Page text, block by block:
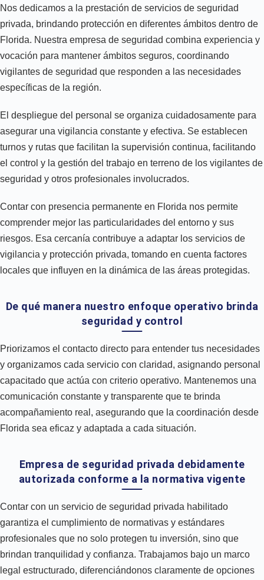
Nos dedicamos a la prestación de servicios de seguridad
privada, brindando protección en diferentes ámbitos dentro de
Florida. Nuestra empresa de seguridad combina experiencia y
vocación para mantener ámbitos seguros, coordinando
vigilantes de seguridad que responden a las necesidades
específicas de la región.
El despliegue del personal se organiza cuidadosamente para
asegurar una vigilancia constante y efectiva. Se establecen
turnos y rutas que facilitan la supervisión continua, facilitando
el control y la gestión del trabajo en terreno de los vigilantes de
seguridad y otros profesionales involucrados.
Contar con presencia permanente en Florida nos permite
comprender mejor las particularidades del entorno y sus
riesgos. Esa cercanía contribuye a adaptar los servicios de
vigilancia y protección privada, tomando en cuenta factores
locales que influyen en la dinámica de las áreas protegidas.
De qué manera nuestro enfoque operativo brinda
seguridad y control
Priorizamos el contacto directo para entender tus necesidades
y organizamos cada servicio con claridad, asignando personal
capacitado que actúa con criterio operativo. Mantenemos una
comunicación constante y transparente que te brinda
acompañamiento real, asegurando que la coordinación desde
Florida sea eficaz y adaptada a cada situación.
Empresa de seguridad privada debidamente
autorizada conforme a la normativa vigente
Contar con un servicio de seguridad privada habilitado
garantiza el cumplimiento de normativas y estándares
profesionales que no solo protegen tu inversión, sino que
brindan tranquilidad y confianza. Trabajamos bajo un marco
legal estructurado, diferenciándonos claramente de opciones